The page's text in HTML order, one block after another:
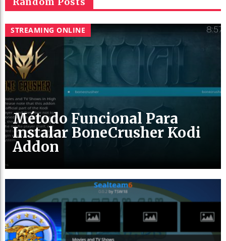
STREAMING ONLINE
Método Funcional Para
Instalar BoneCrusher Kodi
Addon